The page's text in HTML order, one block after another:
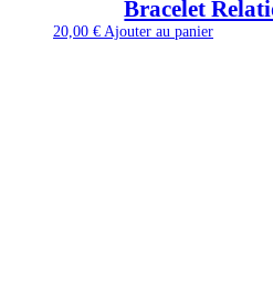
Bracelet
20,00 € Ajouter au panier